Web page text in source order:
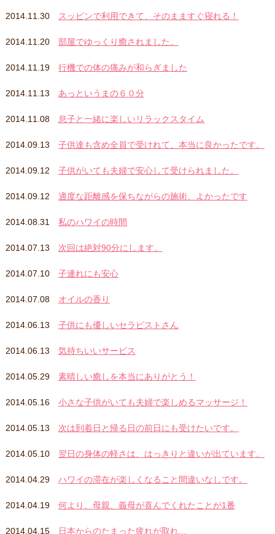
2014.11.30 スッピンで利用できて、そのまますぐ寝れる！
2014.11.20 部屋でゆっくり癒されました。
2014.11.19 行機での体の痛みが和らぎました
2014.11.13 あっというまの６０分
2014.11.08 息子と一緒に楽しいリラックスタイム
2014.09.13 子供達も含め全員で受けれて、本当に良かったです。
2014.09.12 子供がいても夫婦で安心して受けられました。
2014.09.12 適度な距離感を保ちながらの施術、よかったです
2014.08.31 私のハワイの時間
2014.07.13 次回は絶対90分にします。
2014.07.10 子連れにも安心
2014.07.08 オイルの香り
2014.06.13 子供にも優しいセラピストさん
2014.06.13 気持ちいいサービス
2014.05.29 素晴しい癒しを本当にありがとう！
2014.05.16 小さな子供がいても夫婦で楽しめるマッサージ！
2014.05.13 次は到着日と帰る日の前日にも受けたいです。
2014.05.10 翌日の身体の軽さは、はっきりと違いが出ています。
2014.04.29 ハワイの滞在が楽しくなること間違いなしです。
2014.04.19 何より、母親、義母が喜んでくれたことが1番
2014.04.15 日本からのたまった疲れが取れ...